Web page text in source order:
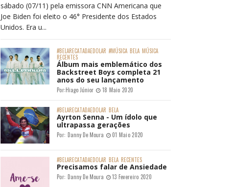
sábado (07/11) pela emissora CNN Americana que
Joe Biden foi eleito o 46° Presidente dos Estados
Unidos. Era u...
#BELARECATADAEDOLAR #MÚSICA BELA MÚSICA
RECENTES
Álbum mais emblemático dos
Backstreet Boys completa 21
anos do seu lançamento
Por:Hiago Júnior 18 Maio 2020
#BELARECATADAEDOLAR BELA
Ayrton Senna - Um ídolo que
ultrapassa gerações
Por: Danny De Moura 01 Maio 2020
#BELARECATADAEDOLAR BELA RECENTES
Precisamos falar de Ansiedade
Por: Danny De Moura 13 Fevereiro 2020